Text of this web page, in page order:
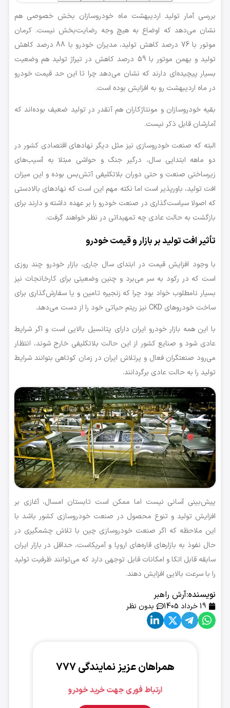
بررسی آمار تولید اردیبهشت ماه خودروسازان بخش خصوصی هم
نشان می‌دهد که اوضاع به هیچ وجه رضایت‌بخش نیست. کرمان
موتور با 76 درصد کاهش تولید، مدیران خودرو با 88 درصد کاهش
تولید و بهمن موتور با 59 درصد کاهش در تیراژ تولید هم وضعیت
بسیار پیچیده‌ای دارند که نشان می‌دهد چرا تا این حد قیمت خودرو
در ماه اردیبهشت رو به افزایش بوده است.
بقیه خودروسازان و مونتاژکاران هم آنقدر در تولید ضعیف بوده‌اند که
آمارشان قابل ذکر نیست.
البته که صنعت خودروسازی نیز مثل دیگر نهادهای اقتصادی کشور در
دو ماهه ابتدایی سال، درگیر جنگ و حواشی مبتلا به آسیب‌های
زیرساختی صنعت و حتی دوران بلاتکلیفی آتش‌بس بوده‌ و این میزان
افت تولید، باورپذیر است اما نکته مهم این است که نهادهای بالادستی
که اصولا سیاست‌گذاری در صنعت خودرو را بر عهده داشته و دارند برای
بازگشت به حالت عادی چه تمهیداتی در نظر خواهند گرفت.
تأثیر افت تولید بر بازار و قیمت خودرو
با وجود افزایش قیمت در ابتدای سال جاری، بازار خودرو چند روزی
است که در رکود به سر می‌برد و چنین وضعیتی برای کارخانجات نیز
بسیار نامطلوب خواد بود چرا که زنجیره تامین و یا سفارش‌گذاری برای
ساخت خودروهای CKD نیز ریتم حیاتی خود را از دست می‌دهد.
با این همه بازار خودرو ایران دارای پتانسیل بالایی است و اگر شرایط
عادی شود و صنایع کشور از این حالت بلاتکلیفی خارج شوند، انتظار
می‌رود صنعتگران فعال و پرتلاش ایران در زمان کوتاهی بتوانند شرایط
تولید را به حالت عادی برگردانند.
پیش‌بینی آسانی نیست اما ممکن است تابستان امسال، آغازی بر
افزایش تولید و تنوع محصول در صنعت خودروسازی کشور باشد با
این ملاحظه که اگر صنعت خودروسازی چین با تلاش چشمگیری در
حال نفوذ به بازارهای قاره‌های اروپا و آمریکاست، حداقل در بازار ایران
سابقه قابل اتکا و امکانات قابل توجهی دارد که می‌توانند ظرفیت تولید
را با سرعت بالایی افزایش دهند.
نویسنده:آرش راهبر
19 خرداد 1405 بدون نظر
همراهان عزیز نمایندگی ۷۷۷
ارتباط فوری جهت خرید خودرو